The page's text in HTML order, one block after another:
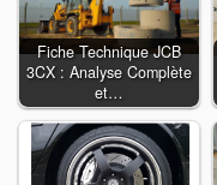
Fiche Technique JCB
3CX : Analyse Complète
et…